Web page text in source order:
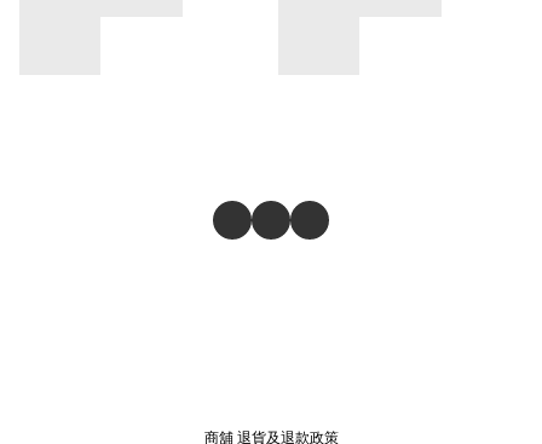
商舖 退貨及退款政策